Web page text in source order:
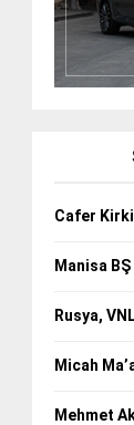
Cafer
Manisa
Rusya,
Micah
Mehmet